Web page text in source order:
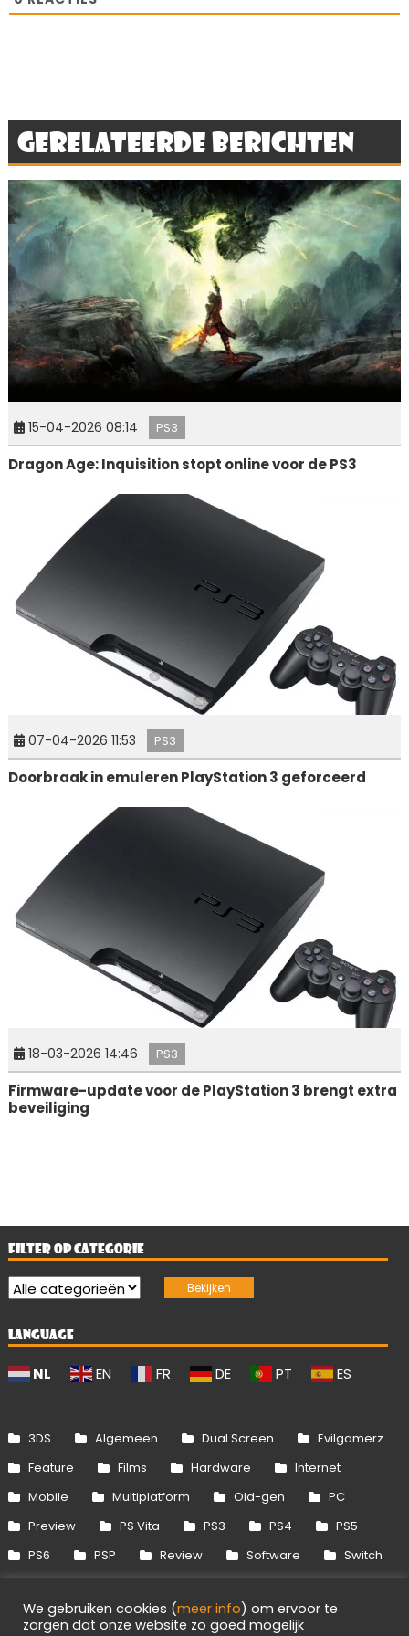
Gerelateerde berichten
15-04-2026 08:14 PS3
Dragon Age: Inquisition stopt online voor de PS3
07-04-2026 11:53 PS3
Doorbraak in emuleren PlayStation 3 geforceerd
18-03-2026 14:46 PS3
Firmware-update voor de PlayStation 3 brengt extra
beveiliging
FILTER OP CATEGORIE
LANGUAGE
NL EN FR DE PT ES
3DS Algemeen Dual Screen
Evilgamerz
Feature
Films Hardware
Internet
Mobile
Multiplatform Old-gen
PC
Preview
PS Vita PS3 PS4
PS5
PS6
PSP Review Software
Switch
Xbox 360
Xbox One Xbox Series
We gebruiken cookies (meer info) om ervoor te
zorgen dat onze website zo goed mogelijk